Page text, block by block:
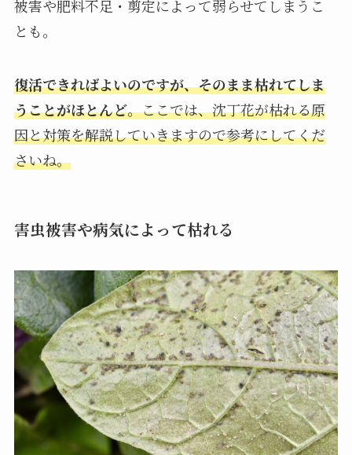
被害や肥料不足・剪定によって弱らせてしまうこ
とも。
復活できればよいのですが、そのまま枯れてしま
うことがほとんど。ここでは、沈丁花が枯れる原
因と対策を解説していきますので参考にしてくだ
さいね。
害虫被害や病気によって枯れる